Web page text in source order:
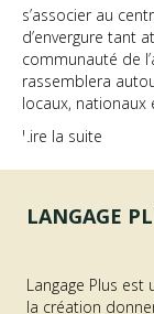
s’associer au
d’envergure tant
communauté de
rassemblera
locaux,
Lire la suite
LANGAGE
Langage Plus
la création